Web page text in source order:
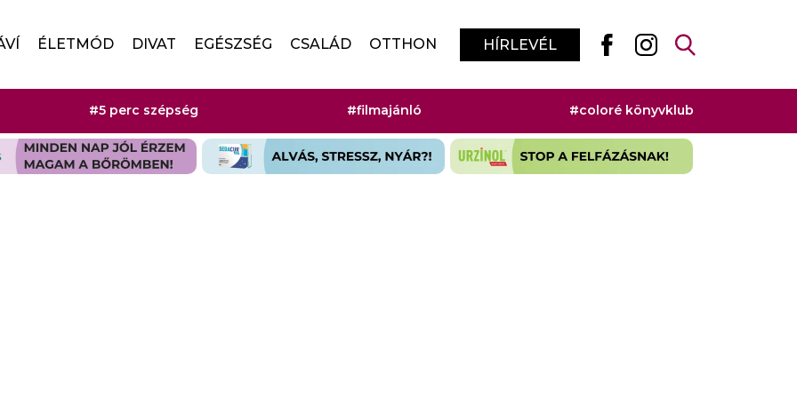
ÉLETMÓD DIVAT EGÉSZSÉG CSALÁD OTTHON HÍRLEVÉL
#5 perc szépség #filmajánló #coloré könyvklub